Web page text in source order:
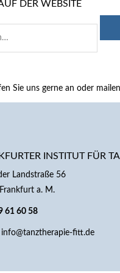
DER WEBSITE
Sie uns gerne an oder
INSTITUT FÜR
Landstraße 56
a. M.
61 60 58
info@tanztherapie-fitt.de